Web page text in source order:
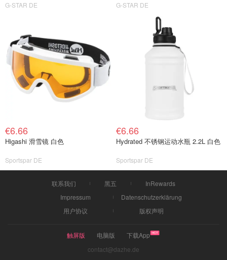
G-STAR DE G-STAR DE
€6.66
Higashi 滑雪镜 白色
Sportspar DE
€6.66
Hydrated 不锈钢运动水瓶 2.2L 白色
Sportspar DE
联系我们 黑五
InRewards
Impressum
Datenschutzerklärung
用户协议
版权声明
触屏版 电脑版
下载App
contact@dazhe.de